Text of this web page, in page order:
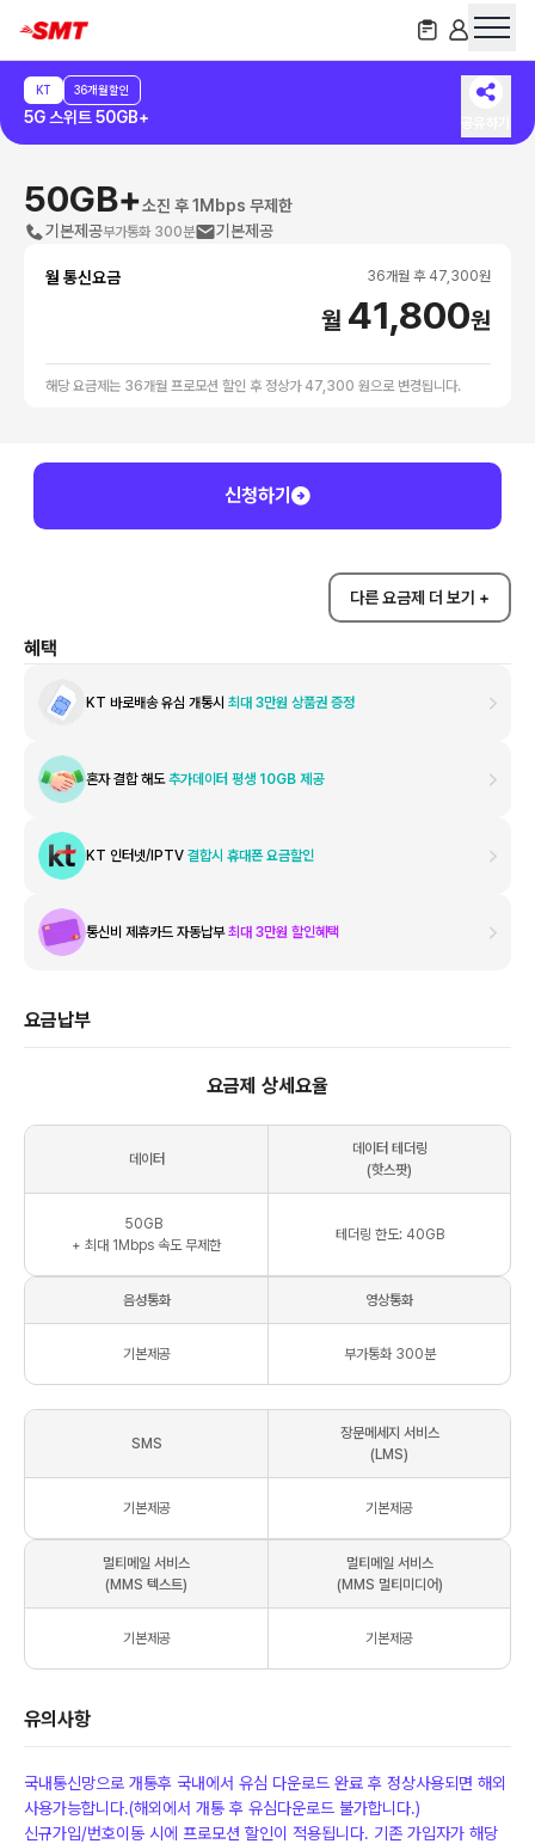
KT 36개월할인
5G 스위트 50GB+
50GB+소진 후 1Mbps 무제한
기본제공부가통화 300분 기본제공
월 통신요금 36개월 후 47,300원
월 41,800원
해당 요금제는 36개월 프로모션 할인 후 정상가 47,300 원으로 변경됩니다.
신청하기
다른 요금제 더 보기 +
혜택
KT 바로배송 유심 개통시 최대 3만원 상품권 증정
혼자 결합 해도추가데이터 평생 10GB 제공
KT 인터넷/IPTV 결합시 휴대폰 요금할인
통신비 제휴카드 자동납부최대 3만원 할인혜택
요금납부
요금제 상세요율
데이터
데이터 테더링
(핫스팟)
50GB
+ 최대 1Mbps 속도 무제한
테더링 한도: 40GB
음성통화 영상통화
기본제공 부가통화 300분
SMS
장문메세지 서비스
(LMS)
기본제공 기본제공
멀티메일 서비스
(MMS 텍스트)
멀티메일 서비스
(MMS 멀티미디어)
기본제공 기본제공
유의사항
국내통신망으로 개통후 국내에서 유심 다운로드 완료 후 정상사용되면 해외
사용가능합니다.(해외에서 개통 후 유심다운로드 불가합니다.)
신규가입/번호이동 시에 프로모션 할인이 적용됩니다. 기존 가입자가 해당